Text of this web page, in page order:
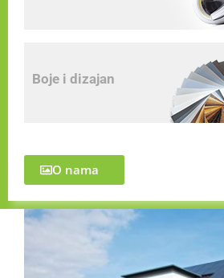
Boje i dizajan
O nama